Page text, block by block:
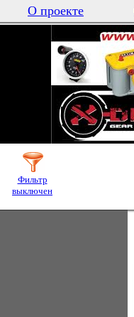
О проекте
Фильтр
выключен